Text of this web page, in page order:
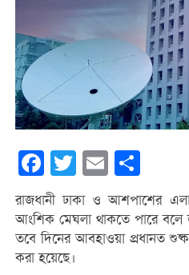
Facebook
Twitter Email
রাজধানী ঢাকা ও আশপাশের
আংশিক মেঘলা থাকতে পারে বলে
তবে দিনের আবহাওয়া প্রধানত
করা হয়েছে।